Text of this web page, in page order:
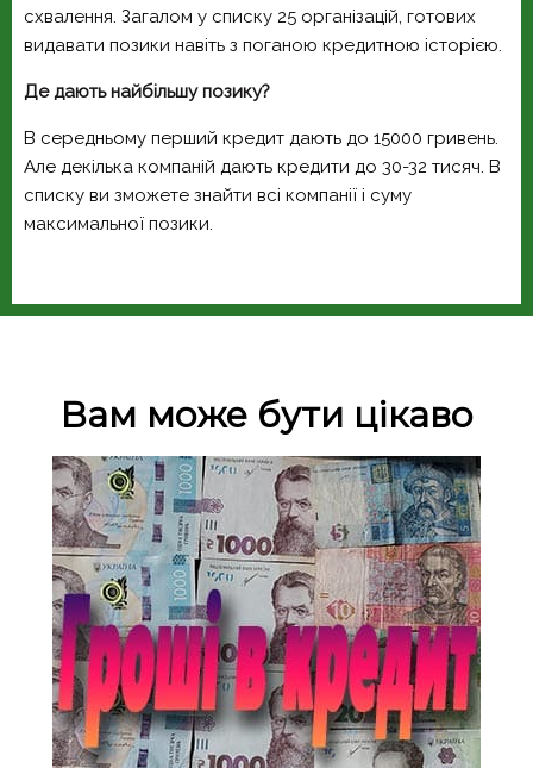
схвалення. Загалом у списку 25 організацій, готових
видавати позики навіть з поганою кредитною історією.
Де дають найбільшу позику?
В середньому перший кредит дають до 15000 гривень.
Але декілька компаній дають кредити до 30-32 тисяч. В
списку ви зможете знайти всі компанії і суму
максимальної позики.
Вам може бути цікаво